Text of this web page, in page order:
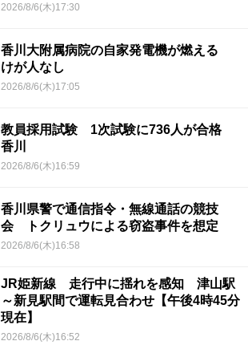
2026/8/6(木)17:30
香川大附属病院の自家発電機が燃える
けが人なし
2026/8/6(木)17:05
教員採用試験 1次試験に736人が合格
香川
2026/8/6(木)16:59
香川県警で通信指令・無線通話の競技
会 トクリュウによる窃盗事件を想定
2026/8/6(木)16:58
JR姫新線 走行中に揺れを感知 津山駅
～新見駅間で運転見合わせ【午後4時45分
現在】
2026/8/6(木)16:52